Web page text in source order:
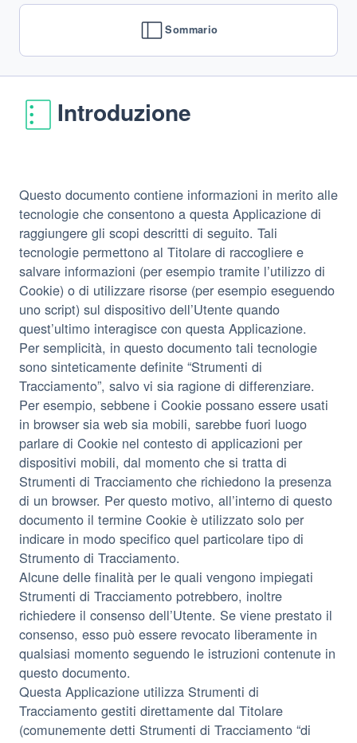
Sommario
Introduzione
Questo documento contiene informazioni in merito alle
tecnologie che consentono a questa Applicazione di
raggiungere gli scopi descritti di seguito. Tali
tecnologie permettono al Titolare di raccogliere e
salvare informazioni (per esempio tramite l’utilizzo di
Cookie) o di utilizzare risorse (per esempio eseguendo
uno script) sul dispositivo dell’Utente quando
quest’ultimo interagisce con questa Applicazione.
Per semplicità, in questo documento tali tecnologie
sono sinteticamente definite “Strumenti di
Tracciamento”, salvo vi sia ragione di differenziare.
Per esempio, sebbene i Cookie possano essere usati
in browser sia web sia mobili, sarebbe fuori luogo
parlare di Cookie nel contesto di applicazioni per
dispositivi mobili, dal momento che si tratta di
Strumenti di Tracciamento che richiedono la presenza
di un browser. Per questo motivo, all’interno di questo
documento il termine Cookie è utilizzato solo per
indicare in modo specifico quel particolare tipo di
Strumento di Tracciamento.
Alcune delle finalità per le quali vengono impiegati
Strumenti di Tracciamento potrebbero, inoltre
richiedere il consenso dell’Utente. Se viene prestato il
consenso, esso può essere revocato liberamente in
qualsiasi momento seguendo le istruzioni contenute in
questo documento.
Questa Applicazione utilizza Strumenti di
Tracciamento gestiti direttamente dal Titolare
(comunemente detti Strumenti di Tracciamento “di